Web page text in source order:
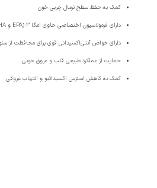
کمک به حفظ سطح نرمال چربی خون
دارای فرمولاسیون اختصاصی حاوی امگا ۳ (EPA و DHA)
دارای خواص آنتی‌اکسیدانی قوی برای محافظت از
حمایت از عملکرد طبیعی قلب و عروق خونی
کمک به کاهش استرس اکسیداتیو و التهاب عروقی